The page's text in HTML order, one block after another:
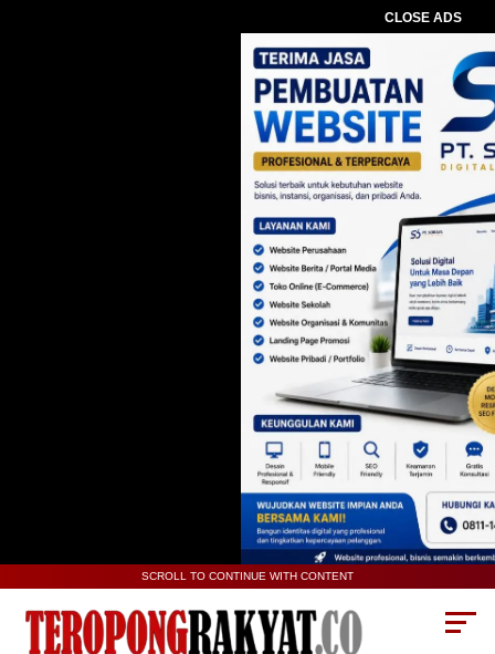
CLOSE ADS
SCROLL TO CONTINUE WITH CONTENT